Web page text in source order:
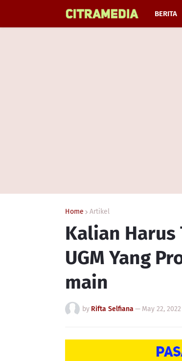
BERITA
Home Artikel
Kalian Harus
UGM Yang
main
by Rifta Selfiana — May 22, 2022